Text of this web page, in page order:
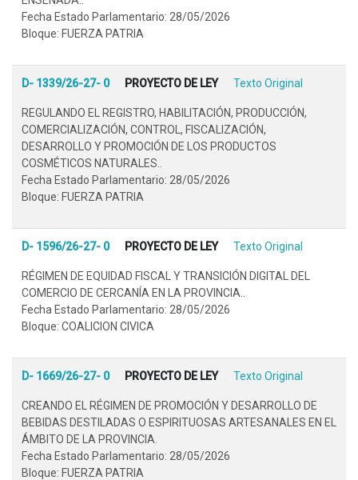
Fecha Estado Parlamentario: 28/05/2026
Bloque: FUERZA PATRIA
D- 1339/26-27- 0 PROYECTO DE LEY Texto Original
REGULANDO EL REGISTRO, HABILITACIÓN, PRODUCCIÓN,
COMERCIALIZACIÓN, CONTROL, FISCALIZACIÓN,
DESARROLLO Y PROMOCIÓN DE LOS PRODUCTOS
COSMÉTICOS NATURALES..
Fecha Estado Parlamentario: 28/05/2026
Bloque: FUERZA PATRIA
D- 1596/26-27- 0 PROYECTO DE LEY Texto Original
RÉGIMEN DE EQUIDAD FISCAL Y TRANSICIÓN DIGITAL DEL
COMERCIO DE CERCANÍA EN LA PROVINCIA..
Fecha Estado Parlamentario: 28/05/2026
Bloque: COALICION CIVICA
D- 1669/26-27- 0 PROYECTO DE LEY Texto Original
CREANDO EL RÉGIMEN DE PROMOCIÓN Y DESARROLLO DE
BEBIDAS DESTILADAS O ESPIRITUOSAS ARTESANALES EN EL
ÁMBITO DE LA PROVINCIA.
Fecha Estado Parlamentario: 28/05/2026
Bloque: FUERZA PATRIA